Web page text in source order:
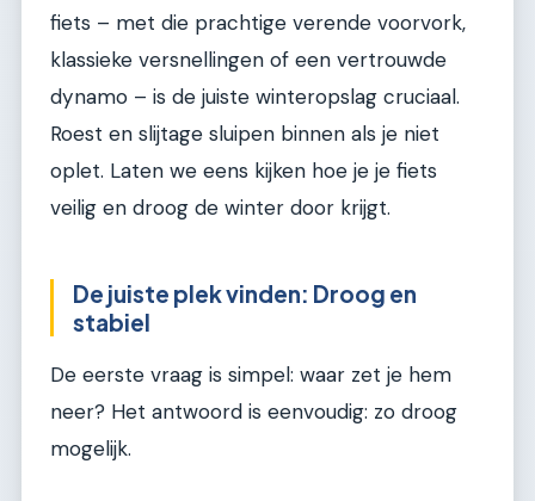
fiets – met die prachtige verende voorvork,
klassieke versnellingen of een vertrouwde
dynamo – is de juiste winteropslag cruciaal.
Roest en slijtage sluipen binnen als je niet
oplet. Laten we eens kijken hoe je je fiets
veilig en droog de winter door krijgt.
De juiste plek vinden: Droog en
stabiel
De eerste vraag is simpel: waar zet je hem
neer? Het antwoord is eenvoudig: zo droog
mogelijk.